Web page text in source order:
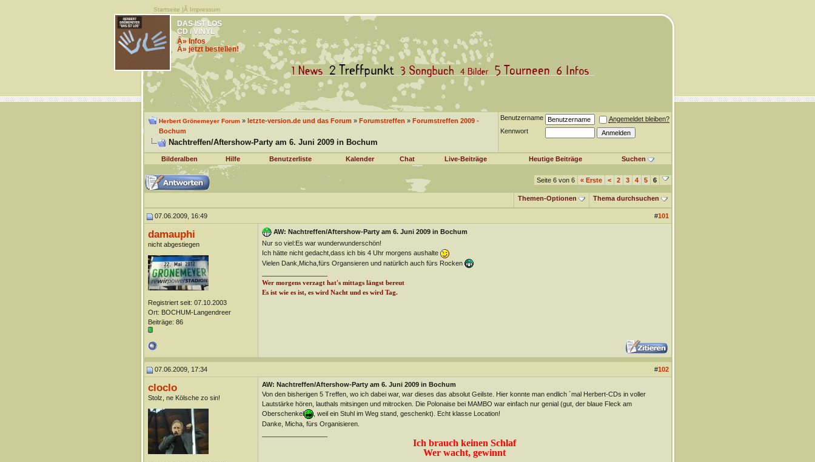
Startseite |Â Impressum
DAS IST LOS
CD / VINYL
Â» Infos
Â» jetzt bestellen!
Herbert Grönemeyer Forum» letzte-version.de und das Forum » Forumstreffen » Forumstreffen 2009 -
Bochum
Nachtreffen/Aftershow-Party am 6. Juni 2009 in Bochum
Benutzername
Angemeldet bleiben?
Kennwort
Bilderalben Hilfe Benutzerliste Kalender Chat Live-Beiträge Heutige Beiträge Suchen
Seite 6 von 6 «Erste < 2 3 4 5 6
Themen-Optionen Thema durchsuchen
07.06.2009, 16:49 #101
damauphi
nicht abgestiegen
Registriert seit: 07.10.2003
Ort: BOCHUM-Langendreer
Beiträge: 86
AW: Nachtreffen/Aftershow-Party am 6. Juni 2009 in Bochum
Nur so viel:Es war wunderwunderschön!
Ich hätte nicht gedacht,dass ich bis 4 Uhr morgens aushalte
Vielen Dank,Micha,fürs Organsieren und natürlich auch fürs Rocken
Wer morgens verzagt hat's mittags längst bereut
Es ist wie es ist, es wird Nacht und es wird Tag.
07.06.2009, 17:34 #102
cloclo
Stolz, ne Kölsche zo sin!
AW: Nachtreffen/Aftershow-Party am 6. Juni 2009 in Bochum
Von den bisherigen 5 Treffen, wo ich dabei war, war dieses das absolut Geilste. Hier konnte man endlich ´mal Herbert-CDs in voller
Lautstärke hören, lauthals mitsingen und mitrocken. Die Polonaise bei MAMBO war einfach nur genial (gut, der blaue Fleck am
Oberschenkel
, weil ein Stuhl im Weg stand, geschenkt). Echt klasse Location!
Danke, Micha, fürs Organisieren.
Ich brauch keinen Schlaf
Wer wacht, gewinnt